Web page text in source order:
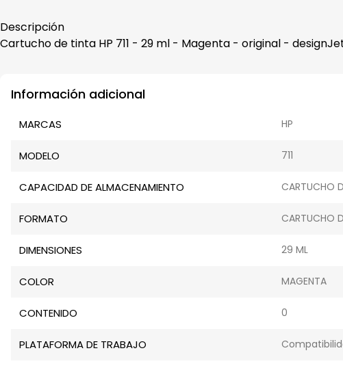
ml
-
original
designJet
Descripción
Cartucho de tinta HP 711 - 29 ml - Magenta - original -
Información adicional
MARCAS HP
MODELO 711
CAPACIDAD DE ALMACENAMIENTO CARTUCHO
FORMATO CARTUCHO
DIMENSIONES 29 ML
COLOR MAGENTA
CONTENIDO 0
PLATAFORMA DE TRABAJO